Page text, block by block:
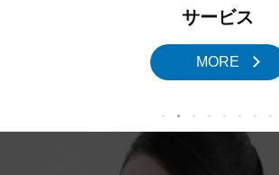
サービス
MORE